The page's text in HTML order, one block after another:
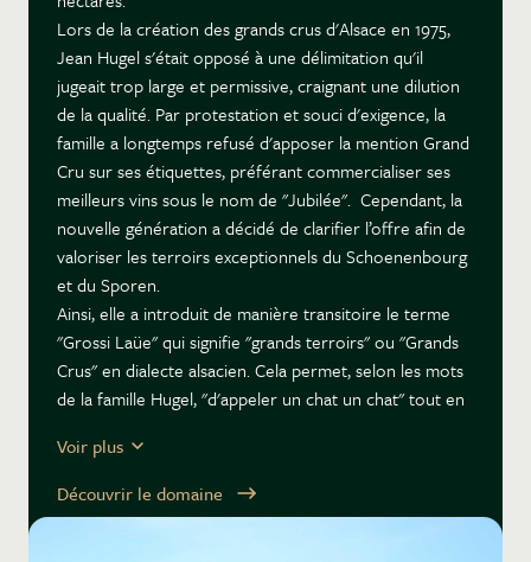
Lors de la création des grands crus d'Alsace en 1975,
Jean Hugel s'était opposé à une délimitation qu'il
jugeait trop large et permissive, craignant une dilution
de la qualité. Par protestation et souci d'exigence, la
famille a longtemps refusé d'apposer la mention Grand
Cru sur ses étiquettes, préférant commercialiser ses
meilleurs vins sous le nom de "Jubilée". Cependant, la
nouvelle génération a décidé de clarifier l’offre afin de
valoriser les terroirs exceptionnels du Schoenenbourg
et du Sporen.
Ainsi, elle a introduit de manière transitoire le terme
"Grossi Laüe" qui signifie "grands terroirs" ou "Grands
Crus" en dialecte alsacien. Cela permet, selon les mots
de la famille Hugel, "d'appeler un chat un chat" tout en
Le terme Grossi Laüe équivaut conceptuellement aux
Grosses Gewächs allemands ou aux Grands Crus
bourguignons. Il désigne l'élite de la production, issue
Voir plus
Découvrir le domaine